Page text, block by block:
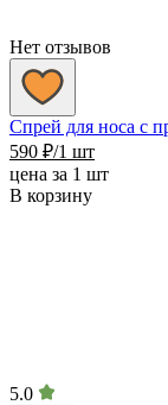
Нет отзывов
Спрей для носа с
590 ₽/1 шт
цена за 1 шт
В корзину
5.0